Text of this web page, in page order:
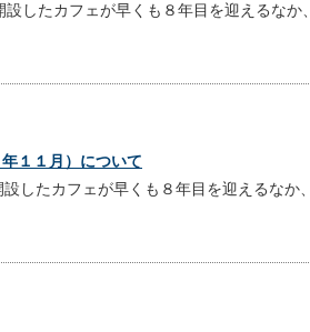
したカフェが早くも８年目を迎えるなか、
１１月）について
したカフェが早くも８年目を迎えるなか、